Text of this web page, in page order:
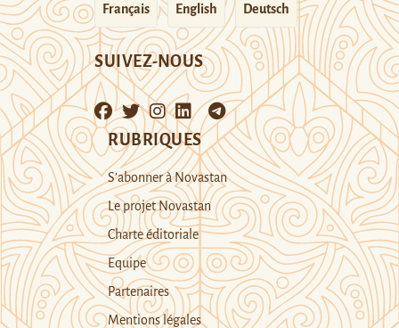
Français English Deutsch
SUIVEZ-NOUS
RUBRIQUES
S’abonner à Novastan
Le projet Novastan
Charte éditoriale
Equipe
Partenaires
Mentions légales